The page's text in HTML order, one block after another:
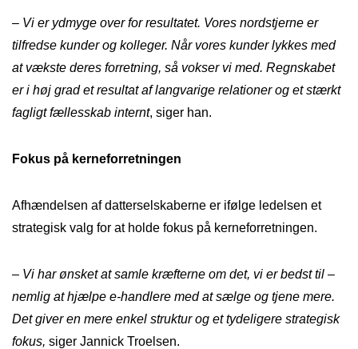
– Vi er ydmyge over for resultatet. Vores nordstjerne er
tilfredse kunder og kolleger. Når vores kunder lykkes med
at vækste deres forretning, så vokser vi med. Regnskabet
er i høj grad et resultat af langvarige relationer og et stærkt
fagligt fællesskab internt, siger han.
Fokus på kerneforretningen
Afhændelsen af datterselskaberne er ifølge ledelsen et
strategisk valg for at holde fokus på kerneforretningen.
– Vi har ønsket at samle kræfterne om det, vi er bedst til –
nemlig at hjælpe e-handlere med at sælge og tjene mere.
Det giver en mere enkel struktur og et tydeligere strategisk
fokus, siger Jannick Troelsen.